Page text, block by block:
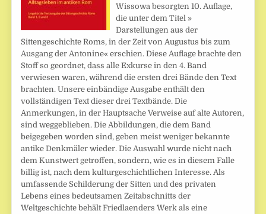
Wissowa besorgten 10. Auflage,
die unter dem Titel »
Darstellungen aus der
Sittengeschichte Roms, in der Zeit von Augustus bis zum
Ausgang der Antonine« erschien. Diese Auflage brachte den
Stoff so geordnet, dass alle Exkurse in den 4. Band
verwiesen waren, während die ersten drei Bände den Text
brachten. Unsere einbändige Ausgabe enthält den
vollständigen Text dieser drei Textbände. Die
Anmerkungen, in der Hauptsache Verweise auf alte Autoren,
sind weggeblieben. Die Abbildungen, die dem Band
beigegeben worden sind, geben meist weniger bekannte
antike Denkmäler wieder. Die Auswahl wurde nicht nach
dem Kunstwert getroffen, sondern, wie es in diesem Falle
billig ist, nach dem kulturgeschichtlichen Interesse. Als
umfassende Schilderung der Sitten und des privaten
Lebens eines bedeutsamen Zeitabschnitts der
Weltgeschichte behält Friedlaenders Werk als eine